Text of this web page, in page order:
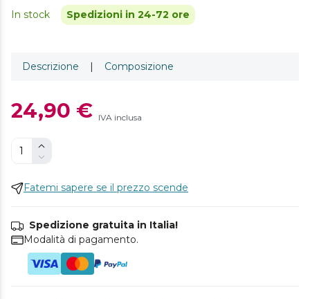
In stock Spedizioni in 24-72 ore
Descrizione | Composizione
24,90 € IVA inclusa
Fatemi sapere se il prezzo scende
Spedizione gratuita in Italia!
Modalità di pagamento.